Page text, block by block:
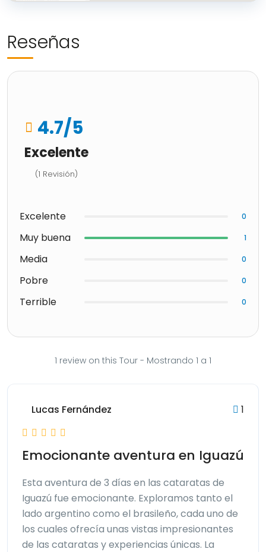
Reseñas
4.7/5
Excelente
(1 Revisión)
Excelente 0
Muy buena 1
Media 0
Pobre 0
Terrible 0
1 review on this Tour - Mostrando 1 a 1
Lucas Fernández 1
Emocionante aventura en Iguazú
Esta aventura de 3 días en las cataratas de
Iguazú fue emocionante. Exploramos tanto el
lado argentino como el brasileño, cada uno de
los cuales ofrecía unas vistas impresionantes
de las cataratas y experiencias únicas. La